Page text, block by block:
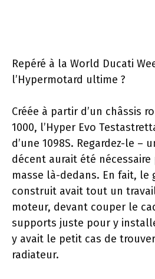
Repéré à la World Ducati
l’Hypermotard ultime ?
Créée à partir d’un châssis
1000, l’Hyper Evo
d’une 1098S. Regardez-le –
décent aurait été
masse là-dedans. En fait, le
construit avait tout un
moteur, devant couper le
supports juste pour y
y avait le petit cas de
radiateur.